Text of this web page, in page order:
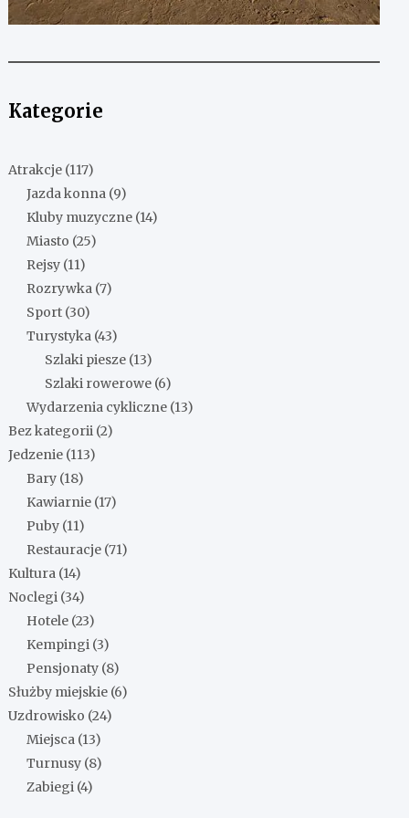
Kategorie
Atrakcje (117)
Jazda konna (9)
Kluby muzyczne (14)
Miasto (25)
Rejsy (11)
Rozrywka (7)
Sport (30)
Turystyka (43)
Szlaki piesze (13)
Szlaki rowerowe (6)
Wydarzenia cykliczne (13)
Bez kategorii (2)
Jedzenie (113)
Bary (18)
Kawiarnie (17)
Puby (11)
Restauracje (71)
Kultura (14)
Noclegi (34)
Hotele (23)
Kempingi (3)
Pensjonaty (8)
Służby miejskie (6)
Uzdrowisko (24)
Miejsca (13)
Turnusy (8)
Zabiegi (4)